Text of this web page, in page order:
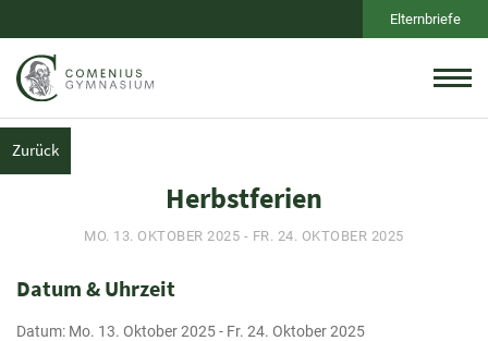
Elternbriefe
Zurück
Herbstferien
MO. 13. OKTOBER 2025 - FR. 24. OKTOBER 2025
Datum & Uhrzeit
Datum: Mo. 13. Oktober 2025 - Fr. 24. Oktober 2025